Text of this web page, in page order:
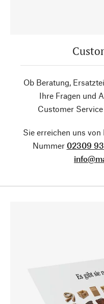
Ob Beratung,
Ihre Fragen und
Customer
Sie erreichen uns
Nummer 02309